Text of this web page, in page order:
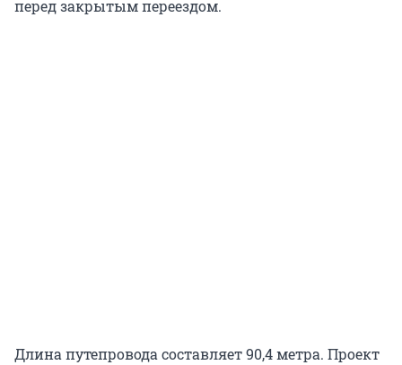
перед закрытым переездом.
Длина путепровода составляет 90,4 метра. Проект